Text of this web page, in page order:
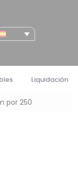
Liquidación
por 250